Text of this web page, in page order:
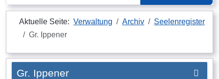
Aktuelle Seite: Verwaltung Archiv
Seelenregister
Gr. Ippener
Gr. Ippener